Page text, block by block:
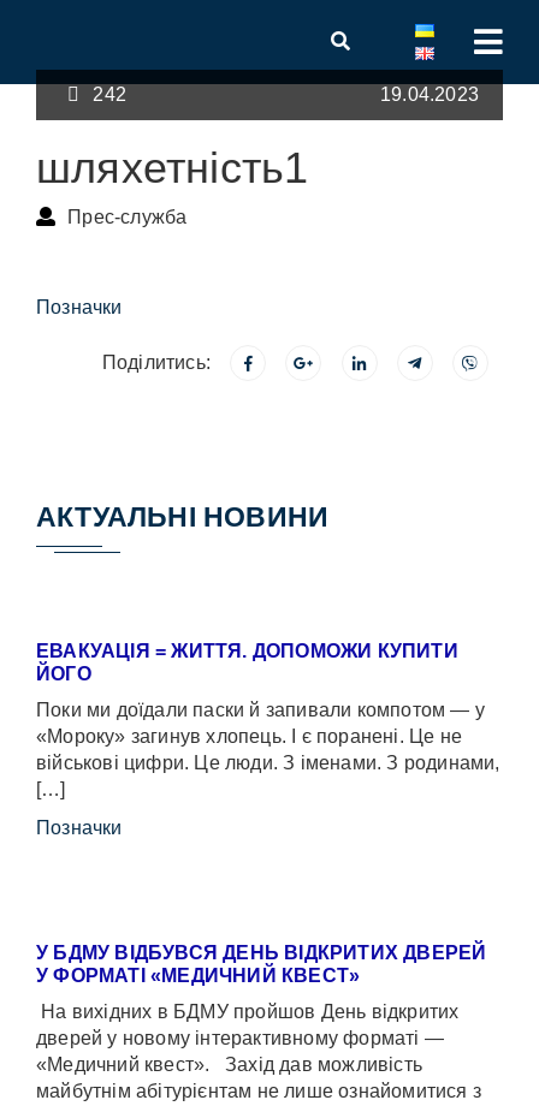
242 19.04.2023
шляхетність1
Прес-служба
Позначки
Поділитись:
АКТУАЛЬНІ НОВИНИ
ЕВАКУАЦІЯ = ЖИТТЯ. ДОПОМОЖИ КУПИТИ
ЙОГО
Поки ми доїдали паски й запивали компотом — у
«Мороку» загинув хлопець. І є поранені. Це не
військові цифри. Це люди. З іменами. З родинами,
[…]
Позначки
У БДМУ ВІДБУВСЯ ДЕНЬ ВІДКРИТИХ ДВЕРЕЙ
У ФОРМАТІ «МЕДИЧНИЙ КВЕСТ»
На вихідних в БДМУ пройшов День відкритих
дверей у новому інтерактивному форматі —
«Медичний квест». Захід дав можливість
майбутнім абітурієнтам не лише ознайомитися з